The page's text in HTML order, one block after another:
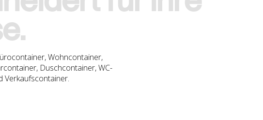
e.
Wohncontainer,
Duschcontainer, WC-
Verkaufscontainer.